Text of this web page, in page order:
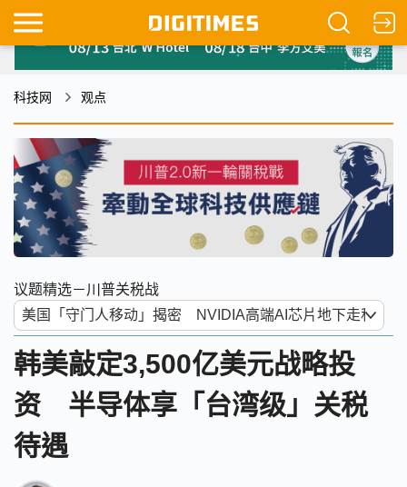
科技网 观点
议题精选－川普关税战
韩美敲定3,500亿美元战略投
资 半导体享「台湾级」关税
待遇